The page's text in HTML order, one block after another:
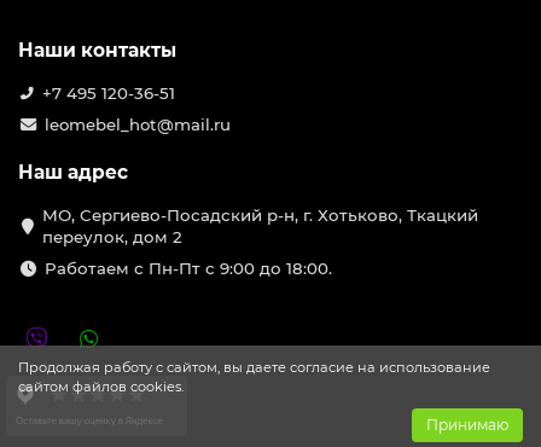
Продолжая работу с сайтом, вы даете согласие на использование
сайтом файлов cookies.
Принимаю
Наши контакты
+7 495 120-36-51
leomebel_hot@mail.ru
Наш адрес
МО, Сергиево-Посадский р-н, г. Хотьково, Ткацкий
переулок, дом 2
Работаем с Пн-Пт с 9:00 до 18:00.